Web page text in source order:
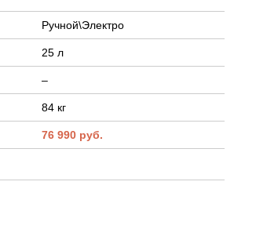
Ручной\Электро
25 л
–
84 кг
76 990 руб.